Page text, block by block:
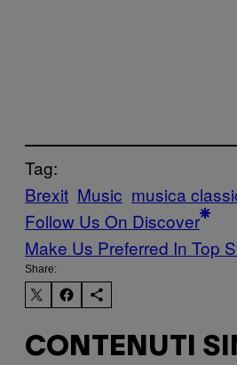
Tag:
Brexit Music musica
Follow Us On Discover
Make Us Preferred In Top
Share:
CONTENUTI